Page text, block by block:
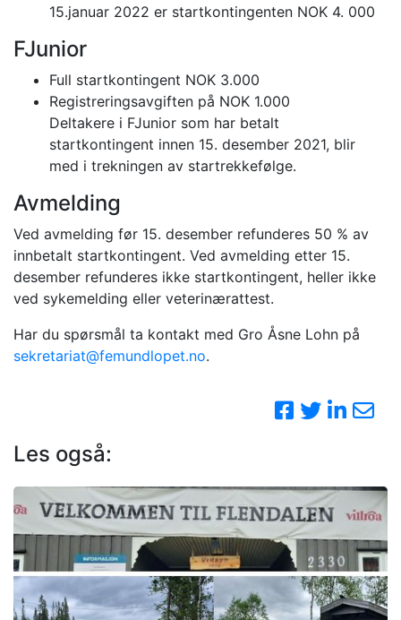
15.januar 2022 er startkontingenten NOK 4. 000
FJunior
Full startkontingent NOK 3.000
Registreringsavgiften på NOK 1.000
Deltakere i FJunior som har betalt
startkontingent innen 15. desember 2021, blir
med i trekningen av startrekkefølge.
Avmelding
Ved avmelding før 15. desember refunderes 50 % av
innbetalt startkontingent. Ved avmelding etter 15.
desember refunderes ikke startkontingent, heller ikke
ved sykemelding eller veterinærattest.
Har du spørsmål ta kontakt med Gro Åsne Lohn på
sekretariat@femundlopet.no.
Les også: